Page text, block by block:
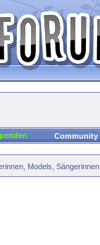
Community
Models,